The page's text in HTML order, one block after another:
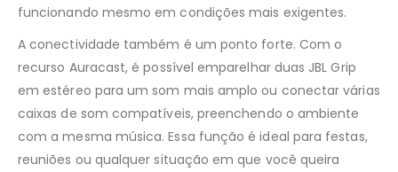
funcionando mesmo em condições mais exigentes.
A conectividade também é um ponto forte. Com o
recurso Auracast, é possível emparelhar duas JBL Grip
em estéreo para um som mais amplo ou conectar várias
caixas de som compatíveis, preenchendo o ambiente
com a mesma música. Essa função é ideal para festas,
reuniões ou qualquer situação em que você queira